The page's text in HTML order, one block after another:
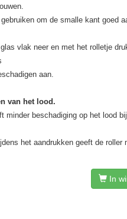
om de smalle kant goed
vlak neer en met het rolletje
aan.
van het lood.
minder beschadiging op het lood
het aandrukken geeft de roller
In